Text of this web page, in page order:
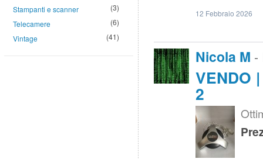
Stampanti e scanner
(3)
Telecamere
(6)
Vintage
(41)
12 Febbraio 2026
Nicola M -
VENDO
2